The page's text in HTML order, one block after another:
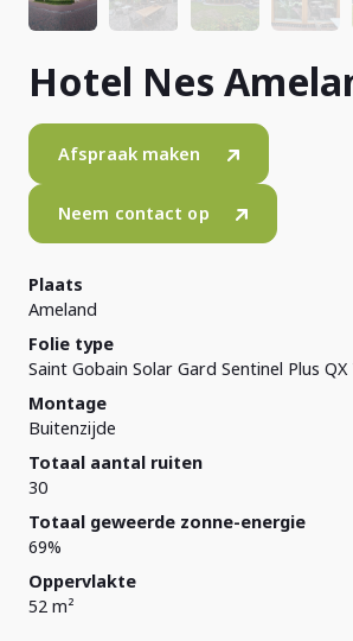
Hotel Nes
Afspraak maken
Neem contact op
Plaats
Ameland
Folie type
Saint Gobain Solar Gard Sentinel Plus
Montage
Buitenzijde
Totaal aantal ruiten
30
Totaal geweerde zonne-energie
69%
Oppervlakte
52 m²